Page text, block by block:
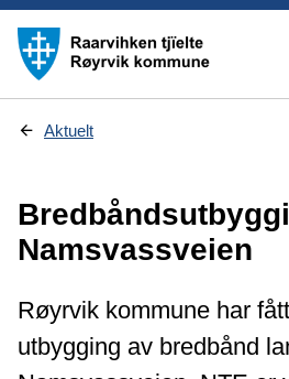
D
h
e
Aktuelt
Namsvassveien
Røyrvik kommune har
utbygging av bredbånd